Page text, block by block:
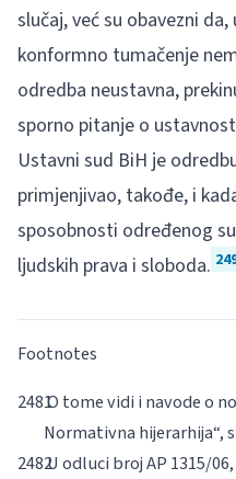
slučaj, već su obavezni
konformno tumačenje
odredba neustavna,
sporno pitanje o
Ustavni sud BiH je
primjenjivao, takođe, i
sposobnosti određenog
ljudskih prava i sloboda.
Footnotes
O tome vidi i navode o
Normativna hijerarhija“,
U odluci broj AP 1315/